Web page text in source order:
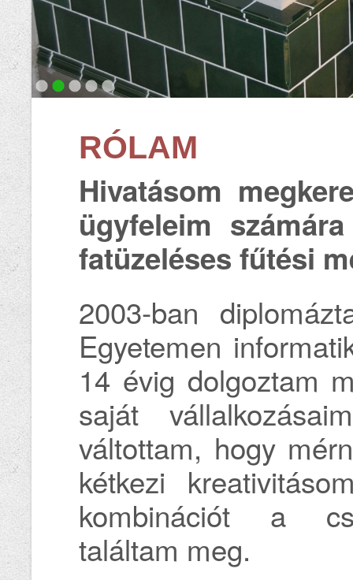
RÓLAM
Hivatásom
ügyfeleim
fatüzeléses fűtési
2003-ban
Egyetemen
14 évig dolgoztam
saját
váltottam, hogy
kétkezi
kombinációt a
találtam meg.